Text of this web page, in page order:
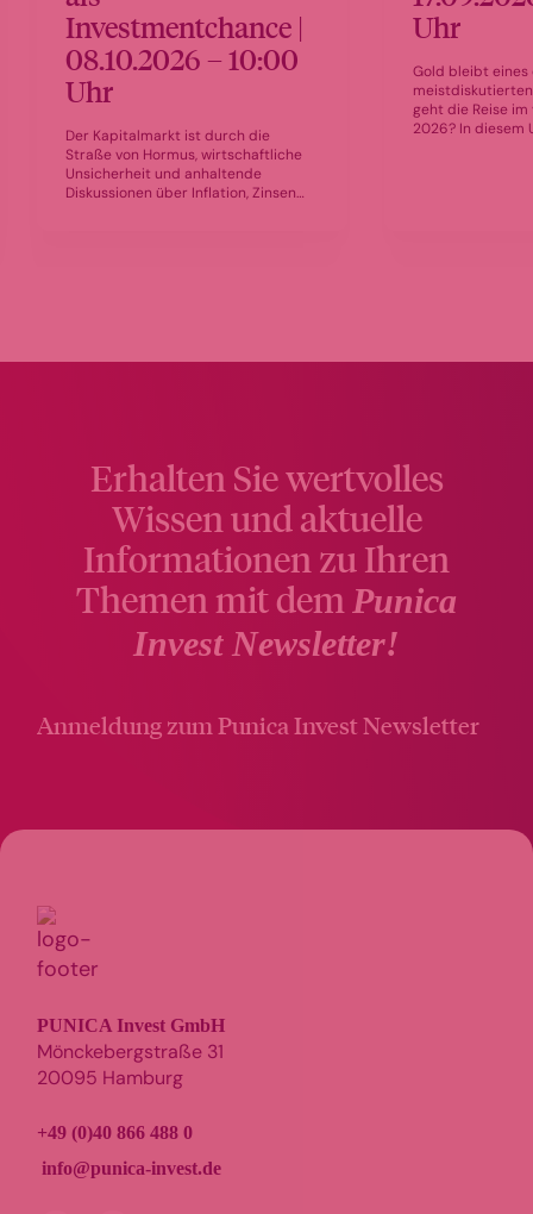
Investmentchance |
08.10.2026 – 10:00
Uhr
Der Kapitalmarkt ist durch die
Straße von Hormus, wirtschaftliche
Unsicherheit und anhaltende
Diskussionen über Inflation, Zinsen
der Nachfrage von Investoren und
Uhr
Gold bleibt eines
geht die Reise
2026? In diesem
Erhalten Sie wertvolles
Wissen und aktuelle
Informationen zu Ihren
Themen mit dem Punica
Invest Newsletter!
Anmeldung zum Punica Invest Newsletter
PUNICA Invest GmbH
Mönckebergstraße 31
20095 Hamburg
+49 (0)40 866 488 0
info@punica-invest.de